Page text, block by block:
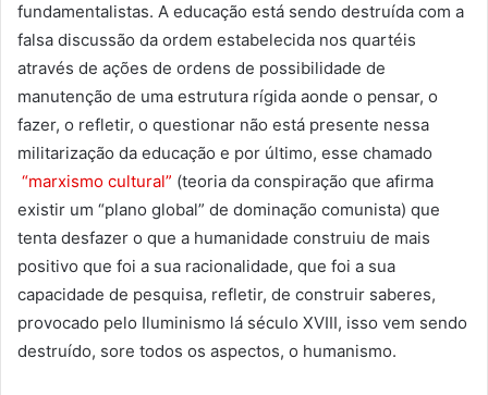
fundamentalistas. A educação está sendo destruída com a
falsa discussão da ordem estabelecida nos quartéis
através de ações de ordens de possibilidade de
manutenção de uma estrutura rígida aonde o pensar, o
fazer, o refletir, o questionar não está presente nessa
militarização da educação e por último, esse chamado
“marxismo cultural” (teoria da conspiração que afirma
existir um “plano global” de dominação comunista) que
tenta desfazer o que a humanidade construiu de mais
positivo que foi a sua racionalidade, que foi a sua
capacidade de pesquisa, refletir, de construir saberes,
provocado pelo Iluminismo lá século XVIII, isso vem sendo
destruído, sore todos os aspectos, o humanismo.